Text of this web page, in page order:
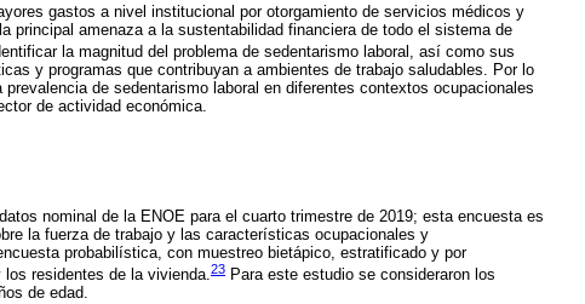
gastos a nivel institucional por otorgamiento de servicios médicos y
principal amenaza a la sustentabilidad financiera de todo el sistema de
la magnitud del problema de sedentarismo laboral, así como sus
y programas que contribuyan a ambientes de trabajo saludables. Por lo
de sedentarismo laboral en diferentes contextos ocupacionales
de actividad económica.
nominal de la ENOE para el cuarto trimestre de 2019; esta encuesta es
la fuerza de trabajo y las características ocupacionales y
probabilística, con muestreo bietápico, estratificado y por
residentes de la vivienda.23 Para este estudio se consideraron los
de edad.